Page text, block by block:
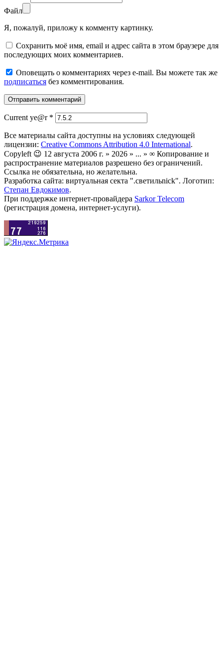
Файл
Я, пожалуй, приложу к комменту картинку.
Сохранить моё имя, email и адрес сайта в этом браузере для
последующих моих комментариев.
Оповещать о комментариях через e-mail. Вы можете так же
подписаться без комментирования.
Current ye@r *
Все материалы сайта доступны на условиях следующей
лицензии: Creative Commons Attribution 4.0 International.
Copyleft 😉 12 августа 2006 г. » 2026 » ... » ∞ Копирование и
распространение материалов разрешено без ограничений.
Ссылка не обязательна, но желательна.
Разработка сайта: виртуальная секта ".светильnick". Логотип:
Степан Евдокимов.
При поддержке интернет-провайдера Sarkor Telecom
(регистрация домена, интернет-услуги).